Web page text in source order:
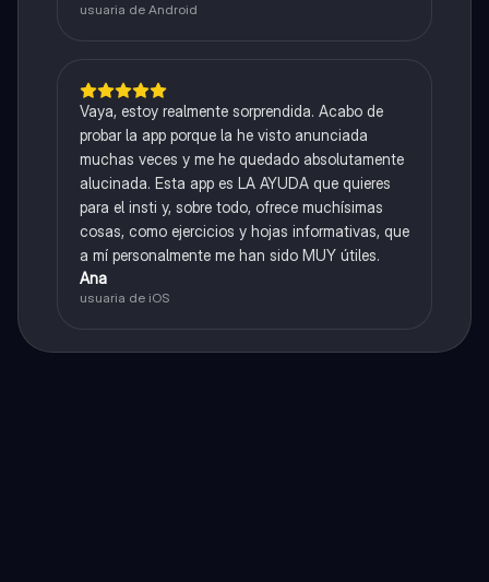
usuaria de Android
Vaya, estoy realmente sorprendida. Acabo de
probar la app porque la he visto anunciada
muchas veces y me he quedado absolutamente
alucinada. Esta app es LA AYUDA que quieres
para el insti y, sobre todo, ofrece muchísimas
cosas, como ejercicios y hojas informativas, que
a mí personalmente me han sido MUY útiles.
Ana
usuaria de iOS